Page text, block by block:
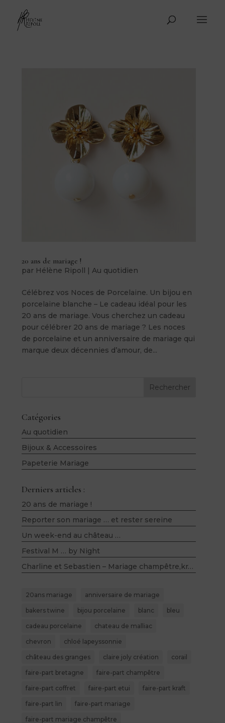
20 ans de mariage !
par Hélène Ripoll |Au quotidien
Célébrez vos Noces de Porcelaine. Un bijou en
porcelaine blanche – Le cadeau idéal pour les
20 ans de mariage. Vous cherchez un cadeau
pour célébrer 20 ans de mariage ? Les noces
de porcelaine et un anniversaire de mariage qui
marque deux décennies d’amour, de...
Rechercher
Catégories
Au quotidien
Bijoux & Accessoires
Papeterie Mariage
Derniers articles :
20 ans de mariage !
Reporter son mariage … et rester sereine
Un week-end au château …
Festival M … by Night
Charline et Sebastien – Mariage champêtre,kraft, bois, lin et violet – Salle du Belloy (60)
20ans mariage anniversaire de mariage
bakers twine bijou porcelaine blanc bleu
cadeau porcelaine chateau de malliac
chevron chloé lapeyssonnie
château des granges claire joly création corail
faire-part bretagne faire-part champêtre
faire-part coffret faire-part etui faire-part kraft
faire-part lin faire-part mariage
faire-part mariage champêtre